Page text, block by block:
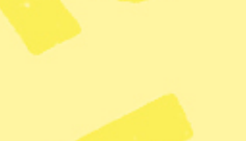
Veterinärpriserna
undrar vad de
Konkurrensverket
förbättra
– Djursjukvården
vård och